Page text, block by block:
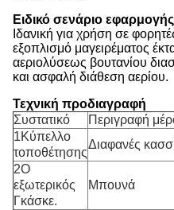
Ειδικό σενάριο
Ιδανική για χρήση σε
εξοπλισμό μαγειρέματος
αεριολύσεως βουτανίου
και ασφαλή διάθεση αερίου.
Τεχνική προδιαγραφή
Συστατικό
Περιγραφή
1Κύπελλο
τοποθέτησης
Διαφανές
2Ο
εξωτερικός
Γκάσκε.
Μπουνά